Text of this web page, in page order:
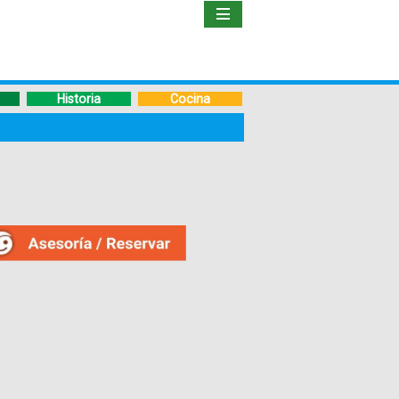
Libro
Historia
Cocina